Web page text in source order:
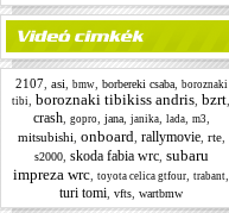
2107, asi bmw, borbereki csaba, boroznaki
tibi boroznaki tibikiss andris bzrt
crash, gopro, jana, janika, lada, m3
mitsubishi onboard rallymovie, rte,
s2000, skoda fabia wrc, subaru
impreza wrc toyota celica gtfour trabant
turi tomi vfts wartbmw